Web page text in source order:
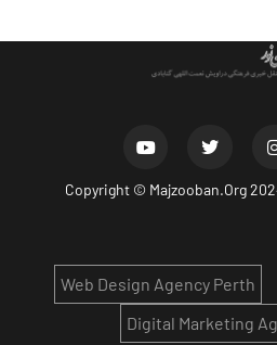
Copyright © Majzooban.Org
Web Design Agency Perth
Digital Marketing